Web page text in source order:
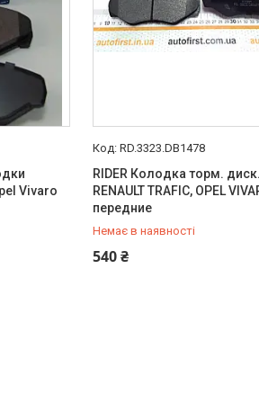
Vivaro
RD.3323.DB1478
RIDER Колодка торм. диск.
RENAULT TRAFIC, OPEL
передние
Немає в наявності
540 ₴
+380 (95) 487-34-43